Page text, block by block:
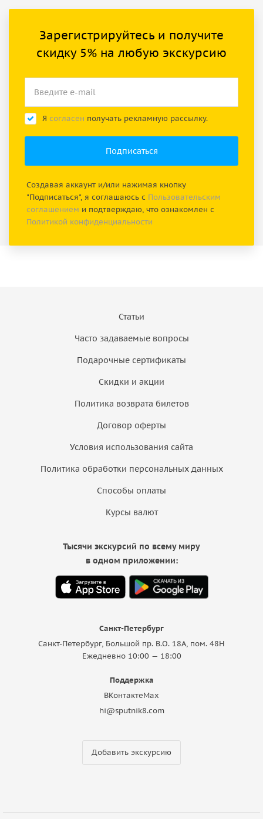
Зарегистрируйтесь и получите
скидку 5% на любую экскурсию
Я согласен получать рекламную рассылку.
Создавая аккаунт и/или нажимая кнопку
"Подписаться", я соглашаюсь с Пользовательским
соглашением и подтверждаю, что ознакомлен с
Политикой конфиденциальности
Статьи
Часто задаваемые вопросы
Подарочные сертификаты
Скидки и акции
Политика возврата билетов
Договор оферты
Условия использования сайта
Политика обработки персональных данных
Способы оплаты
Курсы валют
Санкт-Петербург
Санкт-Петербург, Большой пр. В.О. 18A, пом. 48Н
Ежедневно 10:00 — 18:00
Поддержка
ВКонтактеMax
hi@sputnik8.com
Добавить экскурсию
Тысячи экскурсий по всему миру
в одном приложении: